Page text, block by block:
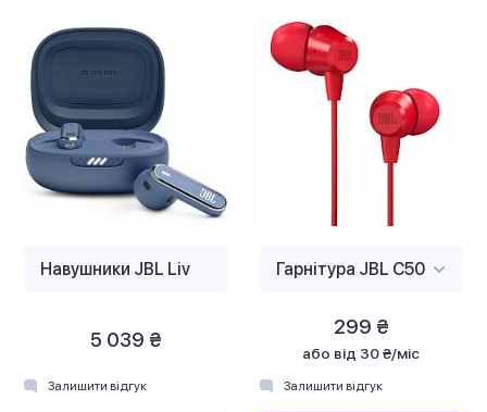
5 039 ₴
Залишити відгук
299 ₴
або від 30 ₴/міс
Залишити відгук